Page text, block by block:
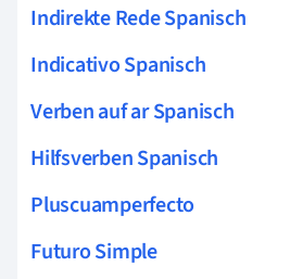
Indirekte Rede Spanisch
Indicativo Spanisch
Verben auf ar Spanisch
Hilfsverben Spanisch
Pluscuamperfecto
Futuro Simple